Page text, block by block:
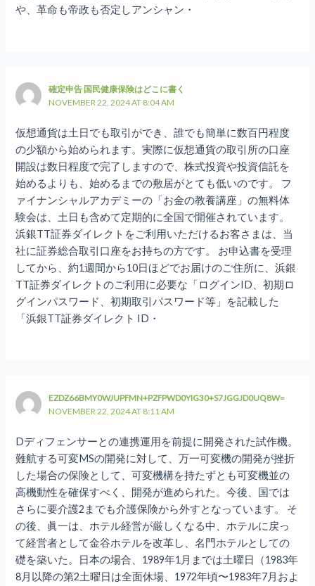
や、革命も帝政も否定しアンシャン・
確定申告 国民健康保険はどこに書く
NOVEMBER 22, 2024 AT 8:04 AM
仮想通貨は土日でも取引ができ、誰でも簡単に数百円程度
の少額から始められます。実際に仮想通貨の取引所の口座
開設は数日程度で完了しますので、株式投資や投資信託を
始めるよりも、始めるまでの敷居がとても低いのです。 フ
ァイナンシャルアカデミーの「お金の教養講座」の無料体
験会は、土日も含めて定期的に全国で開催されています。
浜銀TT証券ダイレクトをご利用いただけるお客さまは、当
社に証券総合取引口座をお持ちの方です。 お申込書を受理
してから、約1週間から10日ほどでお届けのご住所に、浜銀
TT証券ダイレクトのご利用に必要な「ログインID、初期ロ
グインパスワード、初期取引パスワード等」を記載した
「浜銀TT証券ダイレクト ID・
EZDZ66BMY0WJUPFMN+PZFPWD0YIG30+S7JGGJD0UQ8W=
NOVEMBER 22, 2024 AT 8:11 AM
Dディフェンサーとの連携運用を前提に開発された試作機。
難航する可変MSの開発に対して、万一可変機の開発が挫折
した場合の保険として、可変機構を持たずとも可変機並の
高機動性を確保すべく、開発が進められた。今後、国では
さらに要介護2までも介護保険から外すとなっています。 そ
の後、眞一は、ホテル経営が厳しくなる中、ホテルに戻っ
て経営者として金谷ホテルを改革し、名門ホテルとしての
礎を築いた。日本の場合、1989年1月までは土曜日（1983年
8月以降の第2土曜日は全面休場、1972年頃〜1983年7月およ